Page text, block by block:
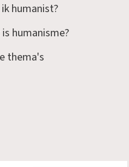
ik humanist?
humanisme?
thema's